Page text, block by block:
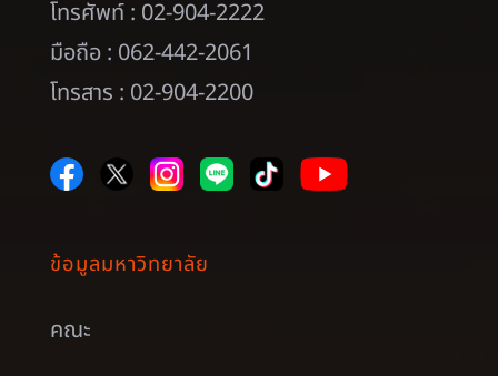
โทรศัพท์ : 02-904-2222
มือถือ : 062-442-2061
โทรสาร : 02-904-2200
ข้อมูลมหาวิทยาลัย
คณะ